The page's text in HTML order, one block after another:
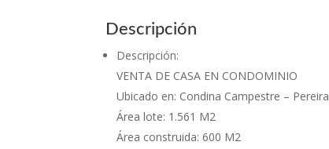
Descripción
Descripción:
VENTA DE CASA EN CONDOMINIO
Ubicado en: Condina Campestre – Pereira
Área lote: 1.561 M2
Área construida: 600 M2